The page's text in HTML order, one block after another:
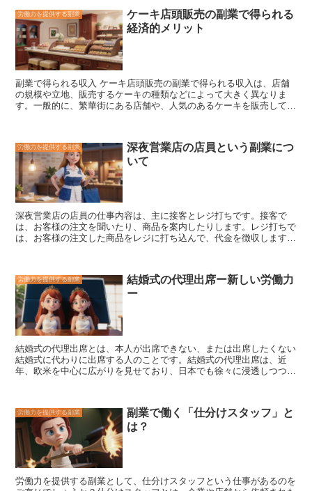
力などを検査されます。学科試験では、交通法規やトラックの構造な
どについての知識を問われます。実技試験では、実際にトラックを運
転して、運転技能を審査されます。 トラック運転免許を取得した
ら、次に、トラックを手に入れる必要があります。トラックは、中古
車市場やレンタカー会社などで購入することができます。また、企業
によっては、トラックをリースしてくれるところもあります。 トラ
ックを手に入れたら、次は、運送会社に登録する必要があります。運
送会社に登録すると、運送業務を依頼されるようになります。運送業
務を依頼されたら、荷物を積んで、目的地まで運送します。 トラッ
ク運転手は、長時間労働や夜勤など、肉体的に大変な仕事です。しか
労働力を提供する副業
ケーキ店頭販売の副業で得られる
経済的メリット
副業で得られる収入ケーキ店頭販売の副業で得られる収入は、店舗
の規模や立地、販売するケーキの種類などによって大きく異なりま
す。一般的に、繁華街にある店舗や、人気のあるケーキを販売してい
帯のケーキを販売している店舗では、低価格帯のケーキを販売してい
る店舗よりも、より多くの収入を得ることができます。副業で得ら
れる収入は、販売するケーキの数量によっても異なります。
ーキを販売している店舗では、少ないケーキを販売している店舗より
も、より多くの収入を得ることができます。また、副業で得られる収
入は、販売するケーキの原価によっても異なります。原価の安いケー
キを販売している店舗では、原価の高いケーキを販売している店舗よ
りも、より多くの収入を得ることができます。
労働力を提供する副業
深夜営業店の店員という副業につ
いて
深夜営業店の店員の仕事内容は、主に接客とレジ打ちです。接客で
は、お客様の注文を聞いたり、商品を案内したりします。レジ打ちで
は、お客様の注文した商品をレジに打ち込んで、代金を徴収します。
め、他の仕事と掛け持ちして、副業として働くことができます。 深
夜営業店の店員の仕事は、時給制であることが多く、基本的には、勤
務時間に応じて給与が支払われます。しかし、深夜営業店では、深夜
帯の勤務手当が支給されることもあるので、通常の時間帯よりも時給
が高くなる場合があります。 深夜営業店の店員の仕事は、体力的に
大変な仕事ですが、副業として働くのであれば、比較的ハードルの低
い仕事です。また、深夜営業店では、接客を経験することができるの
で、他の接客業に転職する際にも役に立つ経験になります。
労働力を提供する副業
結婚式の代理出席ー新しい労働力
ー
結婚式の代理出席とは、本人が出席できない、または出席したくない
結婚式に代わりに出席する人のことです。結婚式の代理出席は、近
年、欧米を中心に広がりを見せており、日本でも徐々に浸透しつつあ
由で結婚式に出席できない人が、それでも結婚式に出席したいという
場合
に代理出席を依頼することがあります。また、結婚式の準備や当
日の進行に追われて、ゆっくりと結婚式を楽しむことができないとい
う人も、代理出席を依頼することがあります。
は、さまざまなメリットがあります
できるというメリットがあります。また、結婚式の準備や当日の進行
を気にせずに、ゆっくりと結婚式を楽しむことができるというメリッ
労働力を提供する副業
副業で働く「仕分けスタッフ」と
は？
労働力を提供する副業として、仕分けスタッフという仕事があるのを